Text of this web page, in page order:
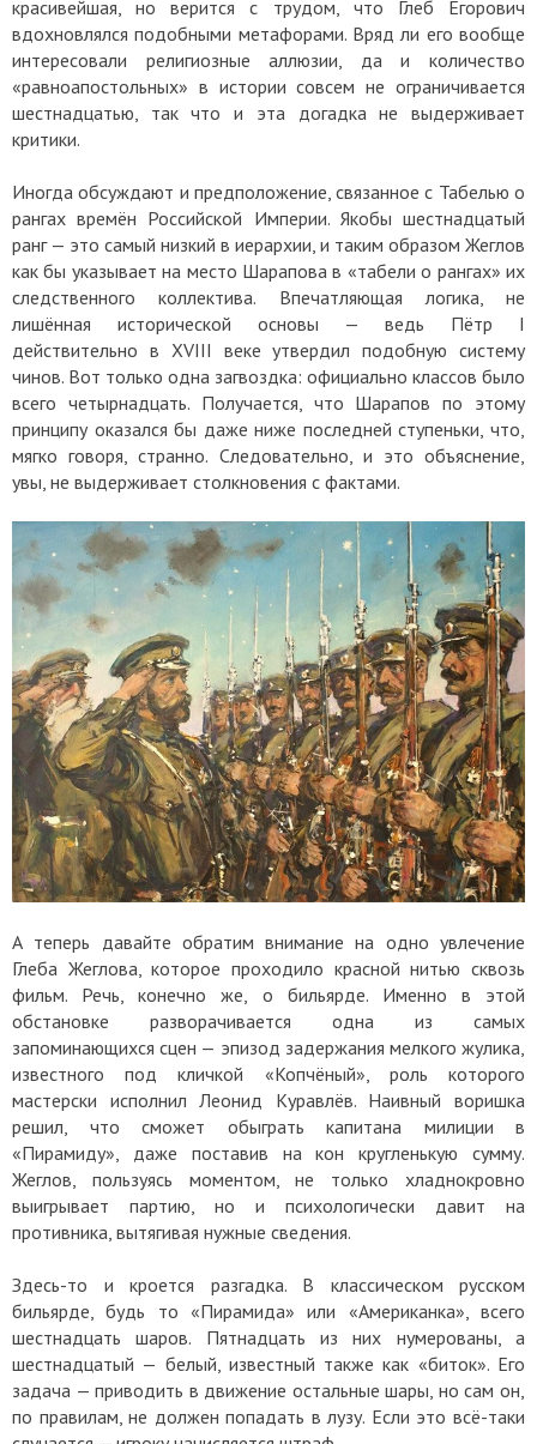
красивейшая, но верится с трудом, что Глеб Егорович
вдохновлялся подобными метафорами. Вряд ли его вообще
интересовали религиозные аллюзии, да и количество
«равноапостольных» в истории совсем не ограничивается
шестнадцатью, так что и эта догадка не выдерживает
критики.
Иногда обсуждают и предположение, связанное с Табелью о
рангах времён Российской Империи. Якобы шестнадцатый
ранг — это самый низкий в иерархии, и таким образом Жеглов
как бы указывает на место Шарапова в «табели о рангах» их
следственного коллектива. Впечатляющая логика, не
лишённая исторической основы — ведь Пётр I
действительно в XVIII веке утвердил подобную систему
чинов. Вот только одна загвоздка: официально классов было
всего четырнадцать. Получается, что Шарапов по этому
принципу оказался бы даже ниже последней ступеньки, что,
мягко говоря, странно. Следовательно, и это объяснение,
увы, не выдерживает столкновения с фактами.
А теперь давайте обратим внимание на одно увлечение
Глеба Жеглова, которое проходило красной нитью сквозь
фильм. Речь, конечно же, о бильярде. Именно в этой
обстановке разворачивается одна из самых
запоминающихся сцен — эпизод задержания мелкого жулика,
известного под кличкой «Копчёный», роль которого
мастерски исполнил Леонид Куравлёв. Наивный воришка
решил, что сможет обыграть капитана милиции в
«Пирамиду», даже поставив на кон кругленькую сумму.
Жеглов, пользуясь моментом, не только хладнокровно
выигрывает партию, но и психологически давит на
противника, вытягивая нужные сведения.
Здесь-то и кроется разгадка. В классическом русском
бильярде, будь то «Пирамида» или «Американка», всего
шестнадцать шаров. Пятнадцать из них нумерованы, а
шестнадцатый — белый, известный также как «биток». Его
задача — приводить в движение остальные шары, но сам он,
по правилам, не должен попадать в лузу. Если это всё-таки